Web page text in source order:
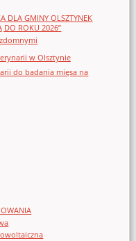
DLA GMINY OLSZTYNEK
DO ROKU 2026”
w Olsztynie
do badania mięsa na